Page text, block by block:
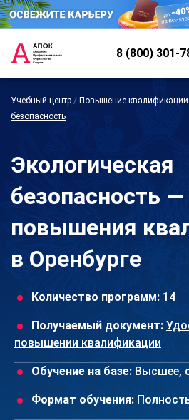
8 (800) 301-
Учебный центр / Повышение квалификации
безопасность
Экологическая
безопасность
повышения
в Оренбурге
Количество программ: 14
Получаемый документ:
повышении квалификации
Обучение на базе: Высшее,
Формат обучения: